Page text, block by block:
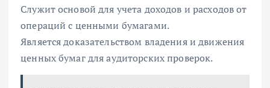
Служит основой для учета доходов и расходов от
операций с ценными бумагами.
Является доказательством владения и движения
ценных бумаг для аудиторских проверок.